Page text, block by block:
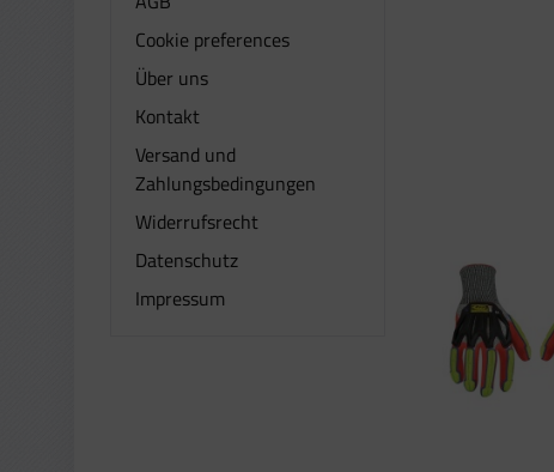
InnovaGoods
Lifetime
Livarno
NANOPLAST
Preciva
Ringers Gloves
Royale Wise
Sandberg
sonstige
Cookie preferences
Über uns
Kontakt
Versand und
Zahlungsbedingungen
Widerrufsrecht
Datenschutz
Impressum